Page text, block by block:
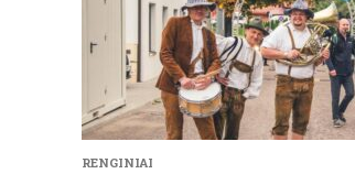
RENGINIAI